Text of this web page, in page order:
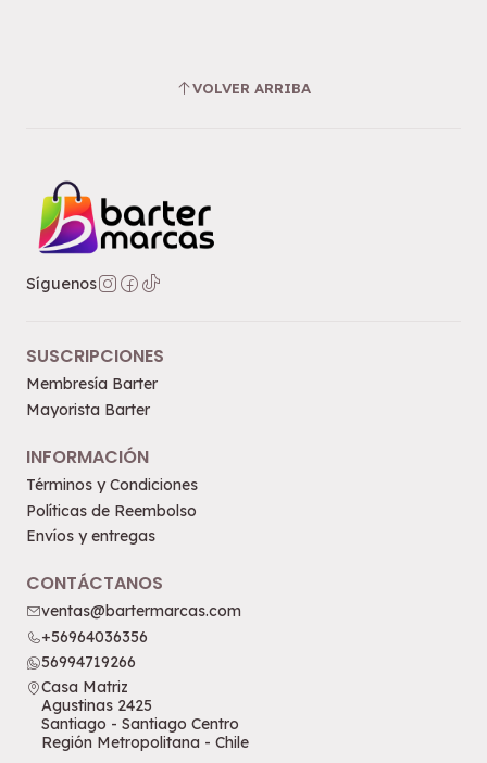
VOLVER ARRIBA
Síguenos
SUSCRIPCIONES
Membresía Barter
Mayorista Barter
INFORMACIÓN
Términos y Condiciones
Políticas de Reembolso
Envíos y entregas
CONTÁCTANOS
ventas@bartermarcas.com
+56964036356
56994719266
Casa Matriz
Agustinas 2425
Santiago - Santiago Centro
Región Metropolitana - Chile